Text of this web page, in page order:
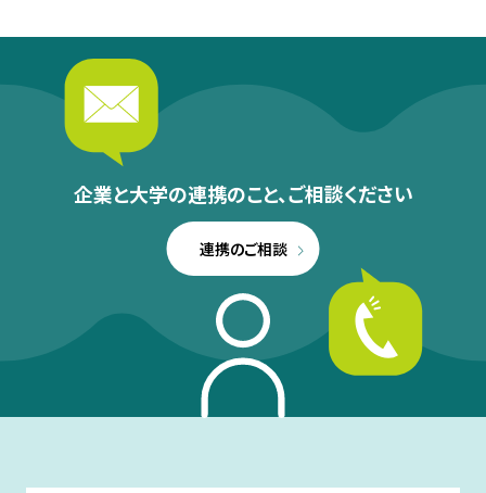
企業と大学の連携のこと、ご相談ください
連携のご相談